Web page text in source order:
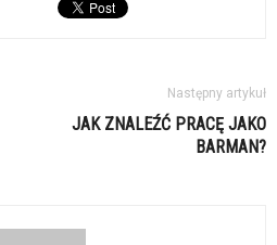
Następny artykuł
JAK ZNALEŹĆ PRACĘ JAKO
BARMAN?